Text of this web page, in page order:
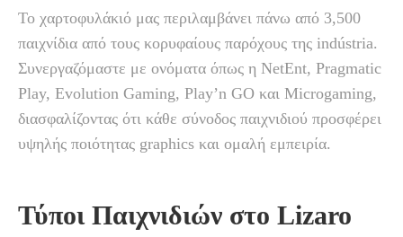
Το χαρτοφυλάκιό μας περιλαμβάνει πάνω από 3,500
παιχνίδια από τους κορυφαίους παρόχους της indústria.
Συνεργαζόμαστε με ονόματα όπως η NetEnt, Pragmatic
Play, Evolution Gaming, Play’n GO και Microgaming,
διασφαλίζοντας ότι κάθε σύνοδος παιχνιδιού προσφέρει
υψηλής ποιότητας graphics και ομαλή εμπειρία.
Τύποι Παιχνιδιών στο Lizaro